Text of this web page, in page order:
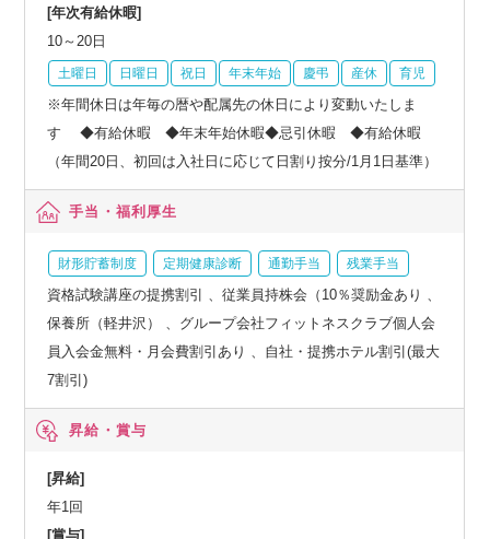
[年次有給休暇]
10～20日
土曜日 日曜日 祝日 年末年始 慶弔 産休 育児
※年間休日は年毎の暦や配属先の休日により変動いたしま
す ◆有給休暇 ◆年末年始休暇◆忌引休暇 ◆有給休暇
（年間20日、初回は入社日に応じて日割り按分/1月1日基準）
手当・福利厚生
財形貯蓄制度 定期健康診断 通勤手当 残業手当
資格試験講座の提携割引 、従業員持株会（10％奨励金あり 、
保養所（軽井沢） 、グループ会社フィットネスクラブ個人会
員入会金無料・月会費割引あり 、自社・提携ホテル割引(最大
7割引)
昇給・賞与
[昇給]
年1回
[賞与]